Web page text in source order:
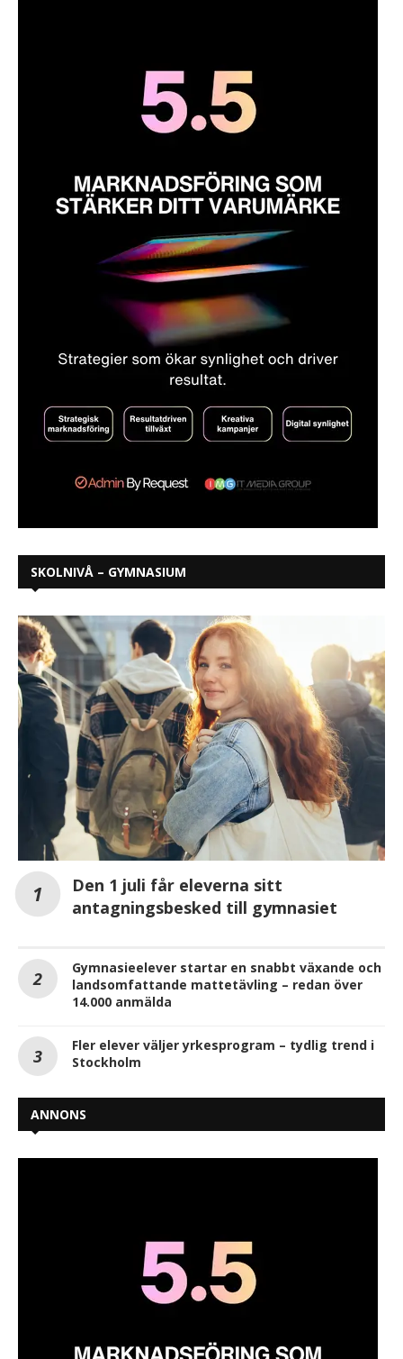
SKOLNIVÅ – GYMNASIUM
Den 1 juli får eleverna sitt
antagningsbesked till gymnasiet
Gymnasieelever startar en snabbt växande och
landsomfattande mattetävling – redan över
14.000 anmälda
Fler elever väljer yrkesprogram – tydlig trend i
Stockholm
ANNONS